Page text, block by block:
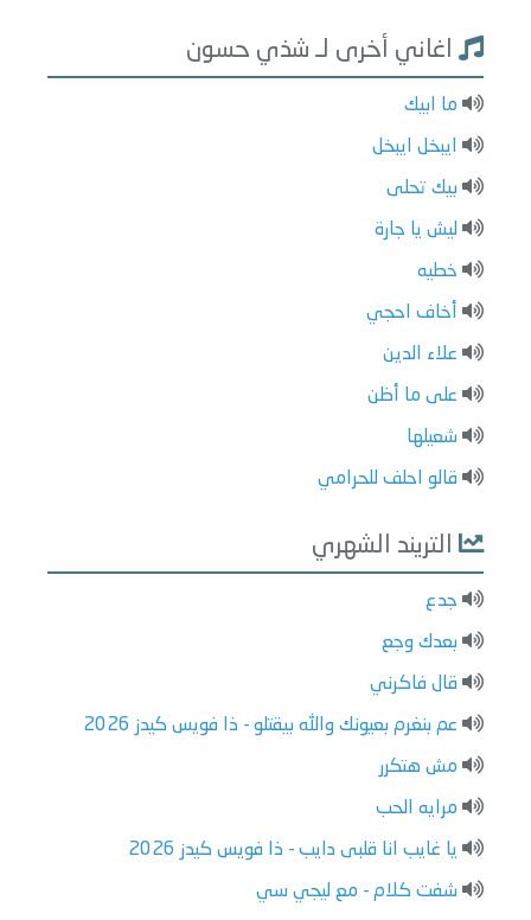
اغاني أخرى لـ شذي حسون
ما ابيك
ايبخل ايبخل
بيك تحلى
ليش يا جارة
خطيه
أخاف احجي
علاء الدين
على ما أظن
شعيلها
قالو احلف للحرامي
التريند الشهري
جدع
بعدك وجع
قال فاكرني
عم بنغرم بعيونك والله بيقتلو - ذا فويس كيدز 2026
مش هتكرر
مرايه الحب
يا غايب انا قلبى دايب - ذا فويس كيدز 2026
شفت كلام - مع ليجي سي